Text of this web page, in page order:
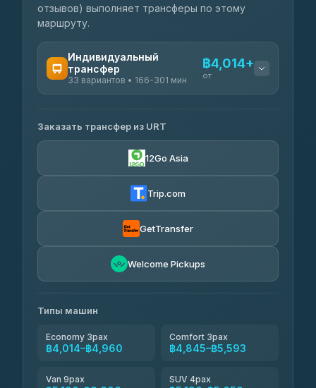
отзывов) выполняет трансферы по этому
маршруту.
Индивидуальный
трансфер
33 вариантов • 166-301 мин
฿4,014+
от
Than Car Service
4.83(150)
฿4,385-฿6,340
Kanokwan Travel
Заказать трансфер из URT
12Go Asia
Trip.com
GetTransfer
Welcome Pickups
Типы машин
Economy 3pax
฿4,014–฿4,960
Comfort 3pax
฿4,845–฿5,593
Van 9pax SUV 4pax